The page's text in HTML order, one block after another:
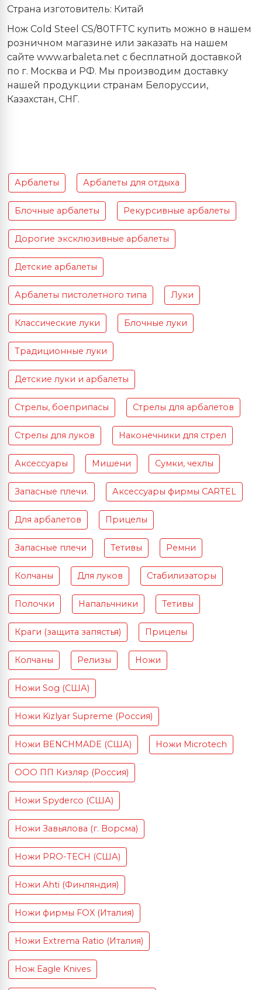
Страна изготовитель: Китай
Нож Cold Steel CS/80TFTC купить можно в нашем
розничном магазине или заказать на нашем
сайте www.arbaleta.net с бесплатной доставкой
по г. Москва и РФ. Мы производим доставку
нашей продукции странам Белоруссии,
Казахстан, СНГ.
Арбалеты Арбалеты для отдыха
Блочные арбалеты Рекурсивные арбалеты
Дорогие эксклюзивные арбалеты
Детские арбалеты
Арбалеты пистолетного типа Луки
Классические луки Блочные луки
Традиционные луки
Детские луки и арбалеты
Стрелы, боеприпасы Стрелы для арбалетов
Стрелы для луков Наконечники для стрел
Аксессуары Мишени Сумки, чехлы
Запасные плечи. Аксессуары фирмы CARTEL
Для арбалетов Прицелы
Запасные плечи Тетивы Ремни
Колчаны Для луков Стабилизаторы
Полочки Напальчники Тетивы
Краги (защита запястья) Прицелы
Колчаны Релизы Ножи
Ножи Sog (США)
Ножи Kizlyar Supreme (Россия)
Ножи BENCHMADE (США) Ножи Microtech
ООО ПП Кизляр (Россия)
Ножи Spyderco (США)
Ножи Завьялова (г. Ворсма)
Ножи PRO-TECH (США)
Ножи Ahti (Финляндия)
Ножи фирмы FOX (Италия)
Ножи Extrema Ratio (Италия)
Нож Eagle Knives